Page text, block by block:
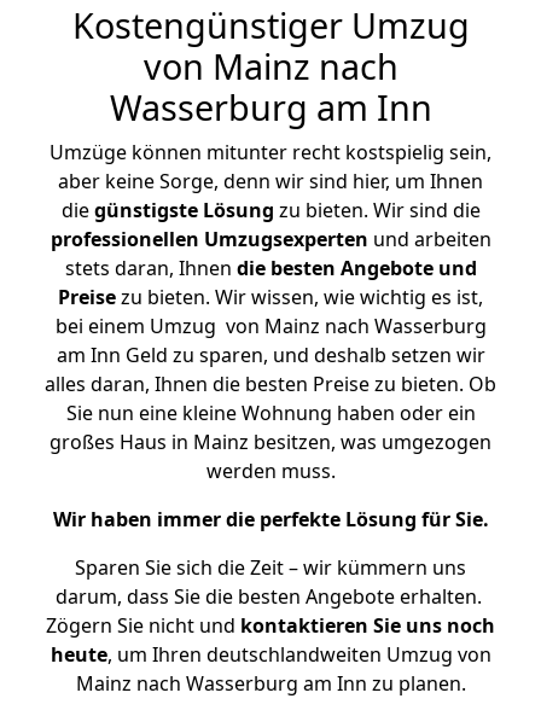
Kostengünstiger Umzug
von Mainz nach
Wasserburg am Inn
Umzüge können mitunter recht kostspielig sein,
aber keine Sorge, denn wir sind hier, um Ihnen
diegünstigste Lösung zu bieten. Wir sind die
professionellen Umzugsexperten und arbeiten
stets daran, Ihnen die besten Angebote und
Preisezu bieten. Wir wissen, wie wichtig es ist,
bei einem Umzug von Mainz nach Wasserburg
am Inn Geld zu sparen, und deshalb setzen wir
alles daran, Ihnen die besten Preise zu bieten. Ob
Sie nun eine kleine Wohnung haben oder ein
großes Haus in Mainz besitzen, was umgezogen
werden muss.
Wir haben immer die perfekte Lösung für Sie.
Sparen Sie sich die Zeit – wir kümmern uns
darum, dass Sie die besten Angebote erhalten.
Zögern Sie nicht und kontaktieren Sie uns noch
heute, um Ihren deutschlandweiten Umzug von
Mainz nach Wasserburg am Inn zu planen.